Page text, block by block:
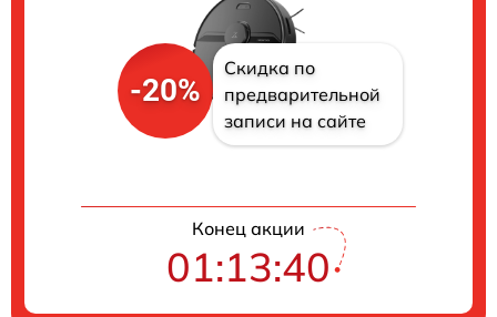
-20%
Скидка по
предварительной
записи на сайте
Конец акции
01:13:39